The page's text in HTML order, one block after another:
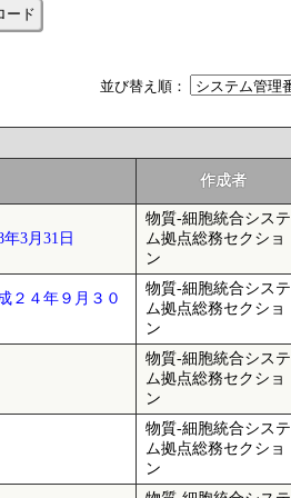
ード
並び替え順：
作成者
3月31日
物質-細胞統合システ
ム拠点総務セクショ
ン
２４年９月３０
物質-細胞統合システ
ム拠点総務セクショ
ン
物質-細胞統合システ
ム拠点総務セクショ
ン
物質-細胞統合システ
ム拠点総務セクショ
ン